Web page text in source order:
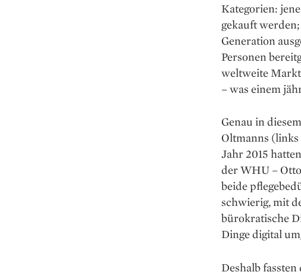
Kategorien:
gekauft
Generation
Personen
weltweite Markt
– was einem
Genau in
Oltmanns
Jahr 2015
der WHU –
beide
schwierig, mit
bürokratische
Dinge digital
Deshalb